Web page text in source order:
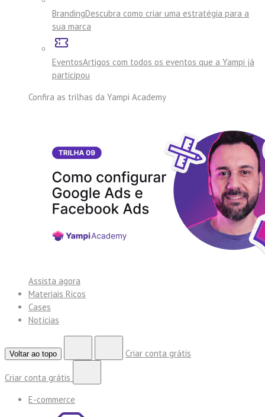
BrandingDescubra como criar uma estratégia para a
sua marca
EventosArtigos com todos os eventos que a Yampi já
participou
Confira as trilhas da Yampi Academy
Assista agora
Materiais Ricos
Cases
Notícias
Voltar ao topo Criar conta grátis
Criar conta grátis
E-commerce